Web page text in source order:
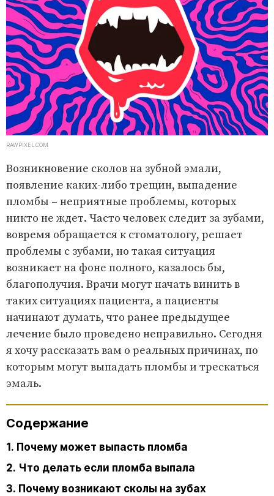
RAWPIXEL.COM
Возникновение сколов на зубной эмали,
появление каких-либо трещин, выпадение
пломбы – неприятные проблемы, которых
никто не ждет. Часто человек следит за зубами,
вовремя обращается к стоматологу, решает
проблемы с зубами, но такая ситуация
возникает на фоне полного, казалось бы,
благополучия. Врачи могут начать винить в
таких ситуациях пациента, а пациенты
начинают думать, что ранее предыдущее
лечение было проведено неправильно. Сегодня
я хочу рассказать вам о реальных причинах, по
которым могут выпадать пломбы и трескаться
эмаль.
Содержание
1. Почему может выпасть пломба
2. Что делать если пломба выпала
3. Почему возникают сколы на зубах